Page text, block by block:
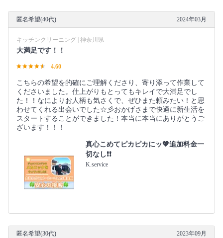
匿名希望(40代) 2024年03月
キッチンクリーニング | 神奈川県
大満足です！！
4.60
こちらの希望を的確にご理解くださり、寄り添って作業して
くださいました。仕上がりもとってもキレイで大満足でし
た！！なによりお人柄も気さくで、ぜひまた頼みたい！と思
わせてくれる出会いでした☆彡おかげさまで快適に新生活を
スタートすることができました！本当に本当にありがとうご
ざいます！！！
真心こめてピカピカにッ💖追加料金一
切なし❗️❗️
K.service
匿名希望(30代) 2023年09月